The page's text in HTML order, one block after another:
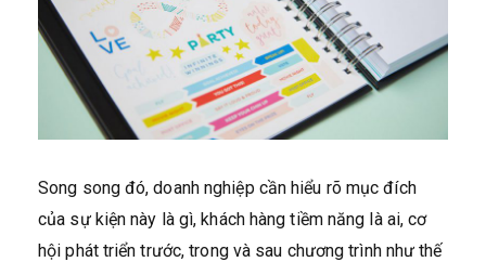
Song song đó, doanh nghiệp cần hiểu rõ mục đích
của sự kiện này là gì, khách hàng tiềm năng là ai, cơ
hội phát triển trước, trong và sau chương trình như thế